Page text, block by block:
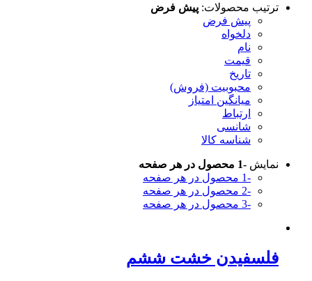
ترتیب محصولات: پیش فرض
پیش فرض
دلخواه
نام
قیمت
تاریخ
محبوبیت (فروش)
میانگین امتیاز
ارتباط
شانسی
شناسه کالا
نمایش -1 محصول در هر صفحه
-1 محصول در هر صفحه
-2 محصول در هر صفحه
-3 محصول در هر صفحه
فلسفیدن خشت ششم